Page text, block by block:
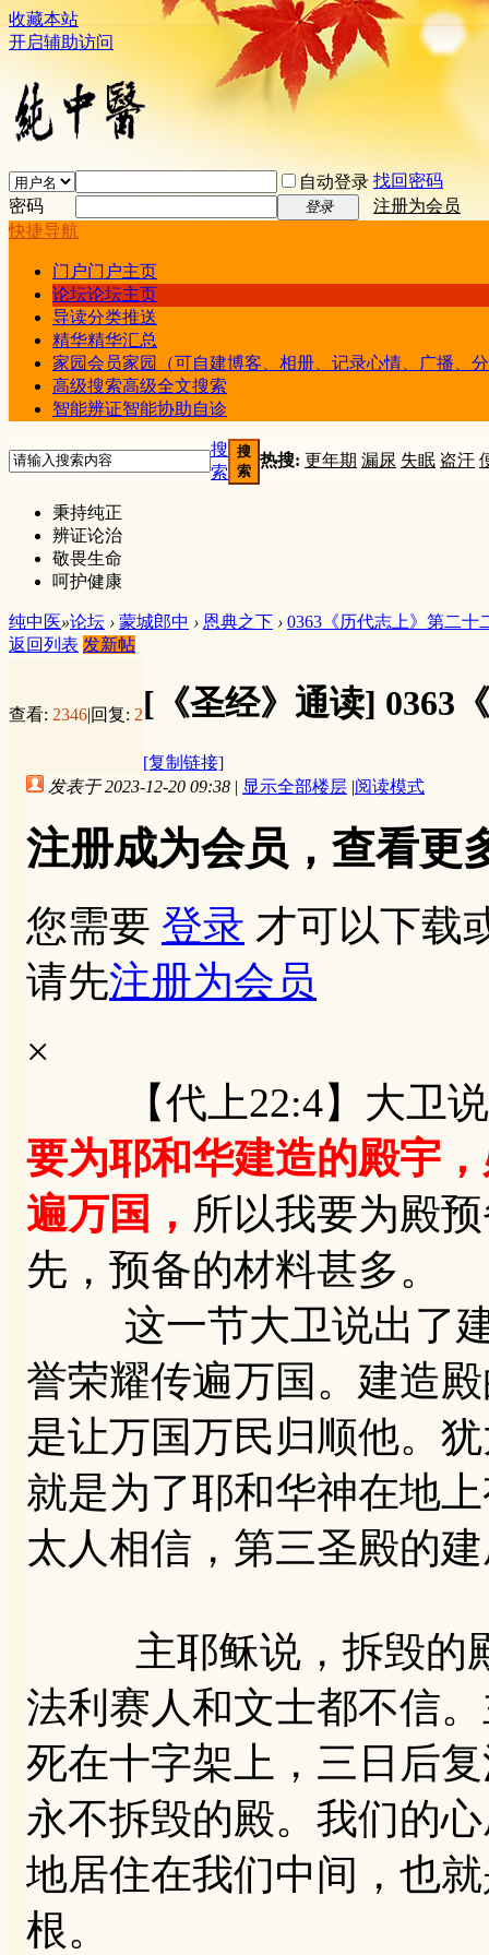
收藏本站
开启辅助访问
自动登录 找回密码
密码
登录
注册为会员
快捷导航
门户门户主页
论坛论坛主页
导读分类推送
精华精华汇总
家园会员家园（可自建博客、相册、记录心情、广播、
高级搜索高级全文搜索
智能辨证智能协助自诊
搜
索
搜
索
热搜: 更年期 漏尿 失眠 盗汗
秉持纯正
辨证论治
敬畏生命
呵护健康
纯中医»论坛 › 蒙城郎中 › 恩典之下 › 0363《历代志上》第二十
返回列表 发新帖
查看: 2346|回复: 2[《圣经》通读] 0363
[复制链接]
发表于 2023-12-20 09:38 | 显示全部楼层 |阅读模式
注册成为会员，查看更
您需要 登录 才可以下载
请先注册为会员
×
【代上22:4】大卫说
要为耶和华建造的殿宇
遍万国， 所以我要为殿
先，预备的材料甚多。
这一节大卫说出了建
誉荣耀传遍万国。建造
是让万国万民归顺他。
就是为了耶和华神在地
太人相信，第三圣殿的
主耶稣说，拆毁的殿
法利赛人和文士都不信
死在十字架上，三日后
永不拆毁的殿。我们的
地居住在我们中间，也
根。